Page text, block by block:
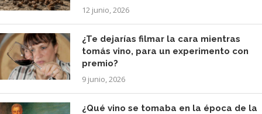
12 junio, 2026
¿Te dejarías filmar la cara mientras
tomás vino, para un experimento con
premio?
9 junio, 2026
¿Qué vino se tomaba en la época de la